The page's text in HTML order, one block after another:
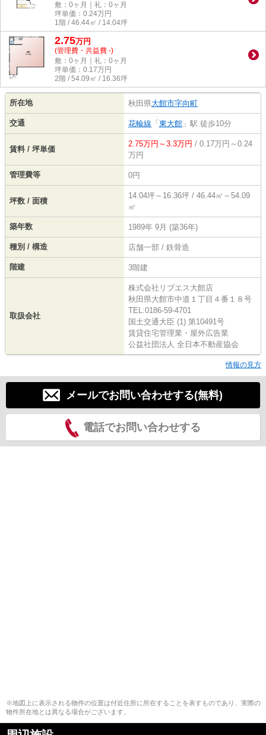
敷：0ヶ月｜礼：0ヶ月
坪単価： 0.24万円
1階 / 46.44㎡ / 14.04坪
2.75万円
(管理費・共益費 -)
敷：0ヶ月｜礼：0ヶ月
坪単価： 0.17万円
2階 / 54.09㎡ / 16.36坪
所在地 秋田県大館市字向町
交通 花輪線 「 東大館 」駅 徒歩10分
賃料 / 坪単価
2.75万円～3.3万円 / 0.17万円～0.24
万円
管理費等 0円
坪数 / 面積
14.04坪～16.36坪 / 46.44㎡～54.09
㎡
築年数 1989年 9月 (築36年)
種別 / 構造 店舗一部 / 鉄骨造
階建 3階建
取扱会社
株式会社リブエス大館店
秋田県大館市中道１丁目４番１８号
TEL:0186-59-4701
国土交通大臣 (1) 第10491号
賃貸住宅管理業・屋外広告業
公益社団法人 全日本不動産協会
情報の見方
メールでお問い合わせする(無料)
電話でお問い合わせする
※地図上に表示される物件の位置は付近住所に所在することを表すものであり、実際の
物件所在地とは異なる場合がございます。